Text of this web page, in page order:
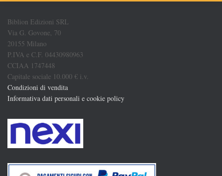
Biblion Edizioni SRL
Via G. Govone, 70
20155 Milano
P.IVA e C.F. 04430980963
CCIAA 1747448
Capitale sociale 10.000 € i.v.
Condizioni di vendita
Informativa dati personali e cookie policy